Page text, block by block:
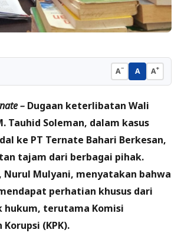
A− A A+
– Dugaan keterlibatan Wali
Tauhid Soleman, dalam kasus
ke PT Ternate Bahari Berkesan,
tajam dari berbagai pihak.
Nurul Mulyani, menyatakan bahwa
perhatian khusus dari
hukum, terutama Komisi
(KPK).